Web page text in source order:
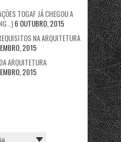
TOGAF JÁ CHEGOU A
6 OUTUBRO, 2015
NA ARQUITETURA
2015
ARQUITETURA
2015